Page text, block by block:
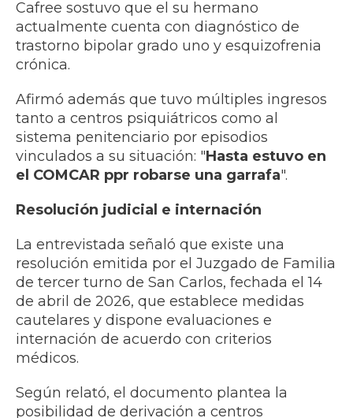
Cafree sostuvo que el su hermano
actualmente cuenta con diagnóstico de
trastorno bipolar grado uno y esquizofrenia
crónica.
Afirmó además que tuvo múltiples ingresos
tanto a centros psiquiátricos como al
sistema penitenciario por episodios
vinculados a su situación: "Hasta estuvo en
el COMCAR ppr robarse una garrafa".
Resolución judicial e internación
La entrevistada señaló que existe una
resolución emitida por el Juzgado de Familia
de tercer turno de San Carlos, fechada el 14
de abril de 2026, que establece medidas
cautelares y dispone evaluaciones e
internación de acuerdo con criterios
médicos.
Según relató, el documento plantea la
posibilidad de derivación a centros